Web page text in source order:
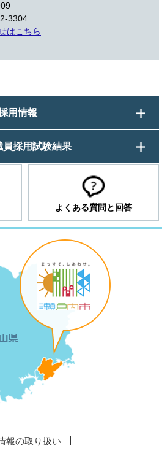
3304
はこちら
用情報
員採用試験結果
よくある質問と回答
報の取り扱い